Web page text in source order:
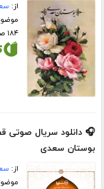
از:
۱۸۴ صفحه
🎧 دانلود سریال صوتی
بوستان سعدی
از: